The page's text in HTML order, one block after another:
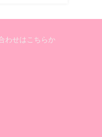
わせはこちらか